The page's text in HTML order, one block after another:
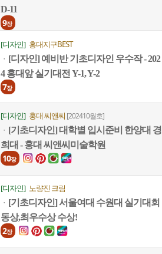
D-11
9장
[디자인] 홍대지구BEST
ㆍ [디자인] 예비반 기초디자인 우수작 - 202
4 홍대앞 실기대전 Y-1, Y-2
7장
[디자인] 홍대 씨앤씨 [202410월호]
ㆍ [기초디자인] 대학별 입시준비 한양대 경
희대 - 홍대 씨앤씨미술학원
10장
[디자인] 노량진 크림
ㆍ [기초디자인] 서울여대 수원대 실기대회
동상,최우수상 수상!
2장